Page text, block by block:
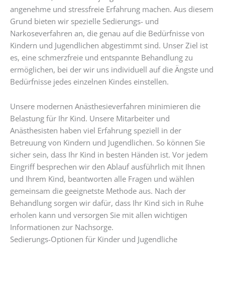
angenehme und stressfreie Erfahrung machen. Aus diesem
Grund bieten wir spezielle Sedierungs- und
Narkoseverfahren an, die genau auf die Bedürfnisse von
Kindern und Jugendlichen abgestimmt sind. Unser Ziel ist
es, eine schmerzfreie und entspannte Behandlung zu
ermöglichen, bei der wir uns individuell auf die Ängste und
Bedürfnisse jedes einzelnen Kindes einstellen.
Unsere modernen Anästhesieverfahren minimieren die
Belastung für Ihr Kind. Unsere Mitarbeiter und
Anästhesisten haben viel Erfahrung speziell in der
Betreuung von Kindern und Jugendlichen. So können Sie
sicher sein, dass Ihr Kind in besten Händen ist. Vor jedem
Eingriff besprechen wir den Ablauf ausführlich mit Ihnen
und Ihrem Kind, beantworten alle Fragen und wählen
gemeinsam die geeignetste Methode aus. Nach der
Behandlung sorgen wir dafür, dass Ihr Kind sich in Ruhe
erholen kann und versorgen Sie mit allen wichtigen
Informationen zur Nachsorge.
Sedierungs-Optionen für Kinder und Jugendliche